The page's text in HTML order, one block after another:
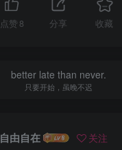
点赞 8 分享 收藏
better late than never.
只要开始，虽晚不迟
自由自在 关注